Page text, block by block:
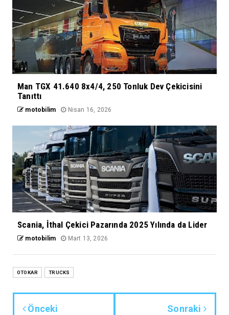
Man TGX 41.640 8x4/4, 250 Tonluk Dev Çekicisini
Tanıttı
motobilim Nisan 16, 2026
Scania, İthal Çekici Pazarında 2025 Yılında da Lider
motobilim Mart 13, 2026
OTOKAR TRUCKS
Önceki Sonraki